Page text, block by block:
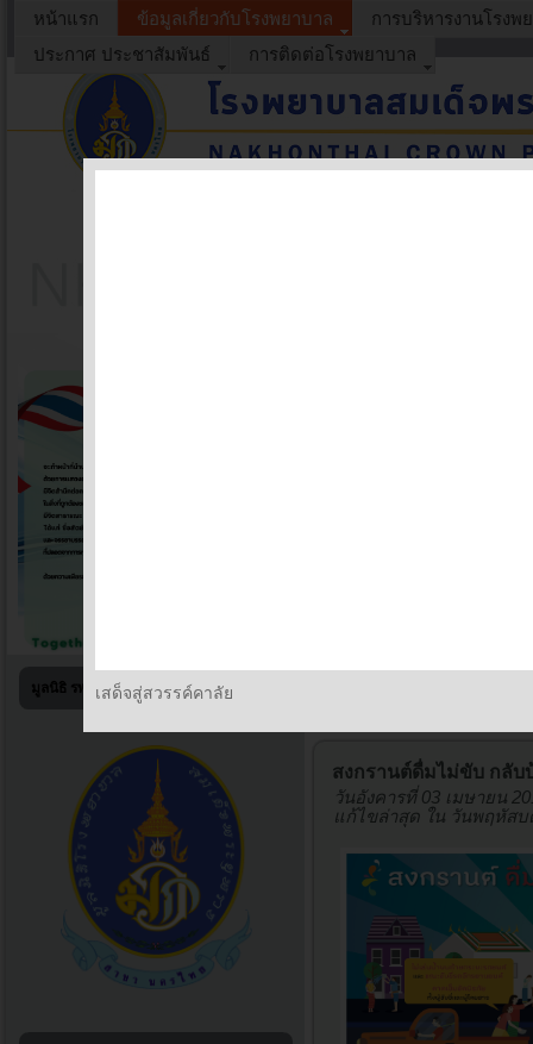
หน้าแรก ข้อมูลเกี่ยวกับโรงพยาบาล
การบริหารงานโรงพ
ประกาศ ประชาสัมพันธ์
การติดต่อโรงพยาบาล
มูลนิธิ รพร.สาขานครไทย
สงกรานต์ดื่มไม่ขับ กลับ
วันอังคารที่ 03 เมษายน
แก้ไขล่าสุด ใน วันพฤหัสบ
เสด็จสู่สวรรค์คาลัย